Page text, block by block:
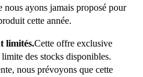
ayons jamais proposé pour
cette année.
limités.Cette offre exclusive
des stocks disponibles.
nous prévoyons que cette